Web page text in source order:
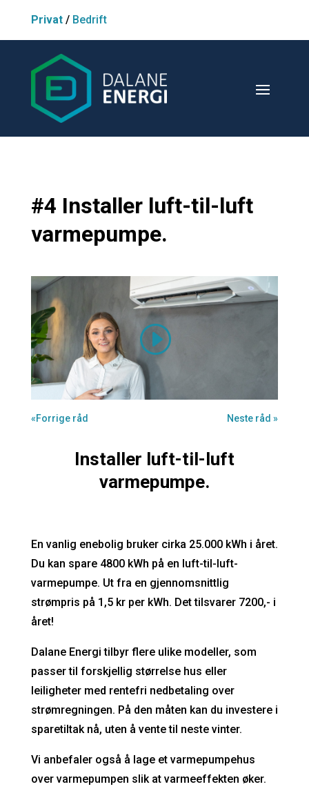
Privat/ Bedrift
#4 Installer luft-til-luft
varmepumpe.
«Forrige råd Neste råd »
Installer luft-til-luft
varmepumpe.
En vanlig enebolig bruker cirka 25.000 kWh i året.
Du kan spare 4800 kWh på en luft-til-luft-
varmepumpe. Ut fra en gjennomsnittlig
strømpris på 1,5 kr per kWh. Det tilsvarer 7200,- i
året!
Dalane Energi tilbyr flere ulike modeller, som
passer til forskjellig størrelse hus eller
leiligheter med rentefri nedbetaling over
strømregningen. På den måten kan du investere i
sparetiltak nå, uten å vente til neste vinter.
Vi anbefaler også å lage et varmepumpehus
over varmepumpen slik at varmeeffekten øker.